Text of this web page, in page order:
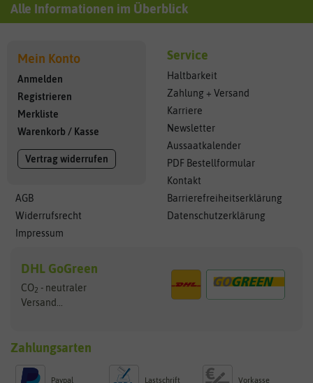
Alle Informationen im Überblick
Mein Konto
Anmelden
Registrieren
Merkliste
Warenkorb / Kasse
Vertrag widerrufen
AGB
Widerrufsrecht
Impressum
Service
Haltbarkeit
Zahlung + Versand
Karriere
Newsletter
Aussaatkalender
PDF Bestellformular
Kontakt
Barrierefreiheitserklärung
Datenschutzerklärung
DHL GoGreen
CO2 - neutraler
Versand...
Zahlungsarten
Paypal Lastschrift Vorkasse